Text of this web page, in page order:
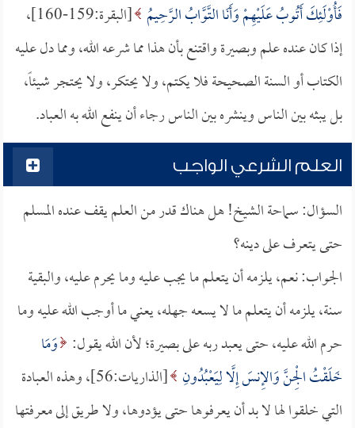
فَأُوْلَئِكَ أَتُوبُ عَلَيْهِمْ وَأَنَا التَّوَّابُ الرَّحِيمُ
[البقرة:159-160]،
إذا كان عنده علم وبصيرة واقتنع بأن هذا مما شرعه الله، ومما دل عليه
الكتاب أو السنة الصحيحة فلا يكتم، ولا يحتكر، ولا يحتجر شيئاً،
بل يبثه بين الناس وينشره بين الناس رجاء أن ينفع الله به العباد.
العلم الشرعي الواجب
السؤال: سماحة الشيخ! هل هناك قدر من العلم يقف عنده المسلم
حتى يتعرف على دينه؟
الجواب: نعم، يلزمه أن يتعلم ما يجب عليه وما يحرم عليه، والبقية
سنة، يلزمه أن يتعلم ما لا يسعه جهله، يعني ما أوجب الله عليه وما
حرم الله عليه، حتى يعبد ربه على بصيرة؛ لأن الله يقول: وَمَا
خَلَقْتُ الْجِنَّ وَالإِنسَ إِلَّا لِيَعْبُدُونِ
[الذاريات:56]، وهذه العبادة
التي خلقوا لها لا بد أن يعرفوها حتى يؤدوها، ولا طريق إلى معرفتها